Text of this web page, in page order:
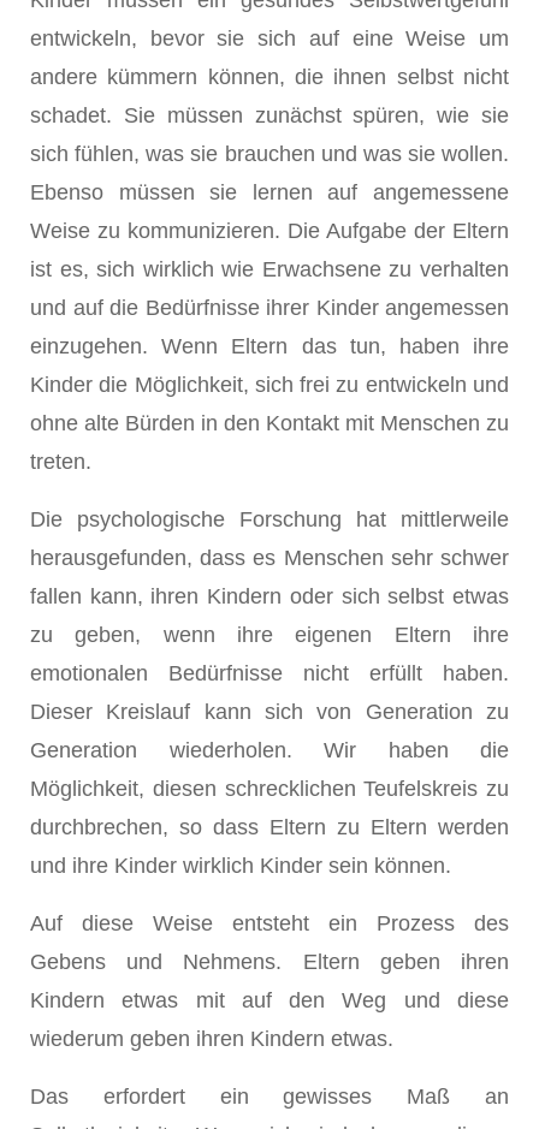
entwickeln, bevor sie sich auf eine Weise um
andere kümmern können, die ihnen selbst nicht
schadet. Sie müssen zunächst spüren, wie sie
sich fühlen, was sie brauchen und was sie wollen.
Ebenso müssen sie lernen auf angemessene
Weise zu kommunizieren. Die Aufgabe der Eltern
ist es, sich wirklich wie Erwachsene zu verhalten
und auf die Bedürfnisse ihrer Kinder angemessen
einzugehen. Wenn Eltern das tun, haben ihre
Kinder die Möglichkeit, sich frei zu entwickeln und
ohne alte Bürden in den Kontakt mit Menschen zu
treten.
Die psychologische Forschung hat mittlerweile
herausgefunden, dass es Menschen sehr schwer
fallen kann, ihren Kindern oder sich selbst etwas
zu geben, wenn ihre eigenen Eltern ihre
emotionalen Bedürfnisse nicht erfüllt haben.
Dieser Kreislauf kann sich von Generation zu
Generation wiederholen. Wir haben die
Möglichkeit, diesen schrecklichen Teufelskreis zu
durchbrechen, so dass Eltern zu Eltern werden
und ihre Kinder wirklich Kinder sein können.
Auf diese Weise entsteht ein Prozess des
Gebens und Nehmens. Eltern geben ihren
Kindern etwas mit auf den Weg und diese
wiederum geben ihren Kindern etwas.
Das erfordert ein gewisses Maß an